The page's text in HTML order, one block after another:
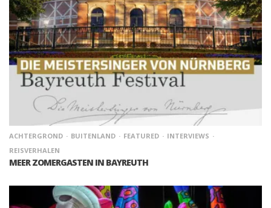
ACHTERGROND BUITENLAND FEATURED
INTERVIEWS
REISVERHALEN
MEER ZOMERGASTEN IN BAYREUTH